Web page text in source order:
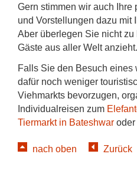
Gern stimmen wir auch
und Vorstellungen dazu mit
Aber überlegen Sie nicht
Gäste aus aller Welt anzieht.
Falls Sie den Besuch eines
dafür noch weniger
Viehmarkts bevorzugen,
Individualreisen zum
Tiermarkt in Bateshwar oder
nach oben Zurück